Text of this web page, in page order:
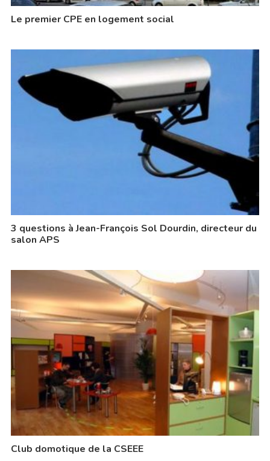
Le premier CPE en logement social
3 questions à Jean-François Sol Dourdin, directeur du
salon APS
Club domotique de la CSEEE